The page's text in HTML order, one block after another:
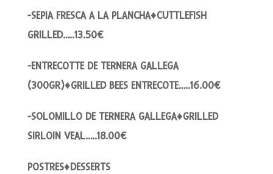
-SEPIA FRESCA A LA PLANCHA♦CUTTLEFISH
GRILLED…..13.50€
-ENTRECOTTE DE TERNERA GALLEGA
(300GR)♦GRILLED BEES ENTRECOTE…..16.00€
-SOLOMILLO DE TERNERA GALLEGA♦GRILLED
SIRLOIN VEAL…..18.00€
POSTRES♦DESSERTS